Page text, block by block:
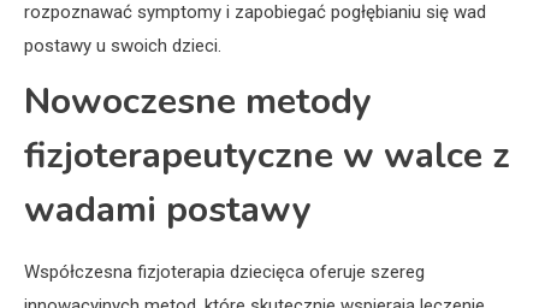
rozpoznawać symptomy i zapobiegać pogłębianiu się wad
postawy u swoich dzieci.
Nowoczesne metody
fizjoterapeutyczne w walce z
wadami postawy
Współczesna fizjoterapia dziecięca oferuje szereg